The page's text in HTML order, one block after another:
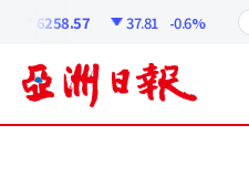
6258.57 37.81 -0.6%